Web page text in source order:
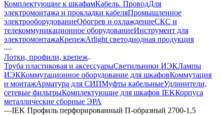
Комплектующие к шкафамКабель. ПроводДля
электромонтажа и прокладки кабеляПромышленное
электрооборудованиеОбогрев и охлаждениеСКС и
телекоммуникационное оборудованиеИнструмент для
электромонтажаКрепежArlight светодиодная продукция
—
Лотки, профили, крепеж
Труба пластиковая и аксессуарыСветильники ИЭКЛампы
ИЭККоммутационное оборудование для шкафовКоммутация
и монтажАрматура для СИПМуфты кабельныеУдлинители,
сетевые фильтрыКомплектующие для шкафов IEKКорпуса
металлические сборные ЭРА
—IEK Профиль перфорированный П-образный 2700-1,5